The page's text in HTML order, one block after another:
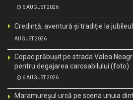
6 AUGUST 2026
Credință, aventură și tradiție la
AUGUST 2026
Copac prăbușit pe strada Valea
pentru degajarea carosabilului (foto)
6 AUGUST 2026
Maramureșul urcă pe scena unuia